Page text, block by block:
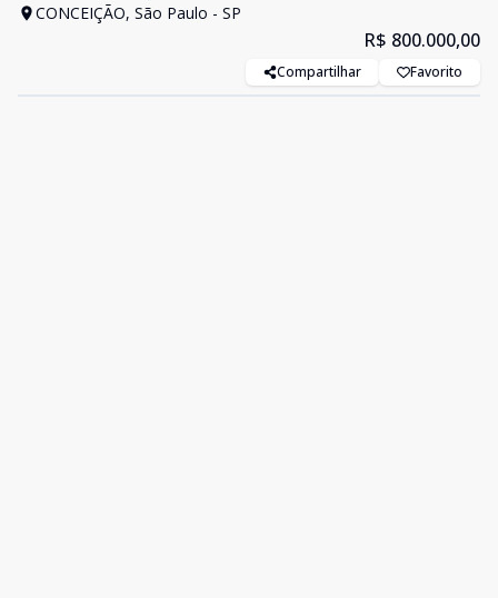
CONCEIÇÃO, São Paulo - SP
R$ 800.000,00
Compartilhar Favorito